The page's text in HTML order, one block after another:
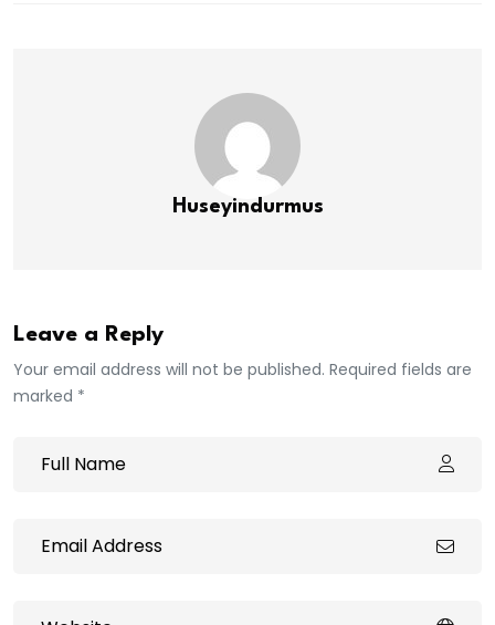
Huseyindurmus
Leave a Reply
Your email address will not be published. Required fields are
marked *